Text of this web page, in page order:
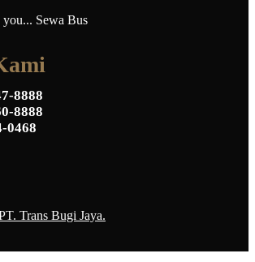
Sewa Bus
8888
8888
0468
Trans Bugi Jaya.